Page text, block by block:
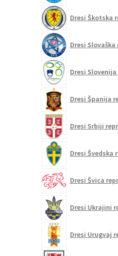
Dresi Škotska
Dresi
Dresi
Dresi Španija
Dresi Srbiji
Dresi Švedska
Dresi Švica
Dresi Ukrajini
Dresi Urugvaj